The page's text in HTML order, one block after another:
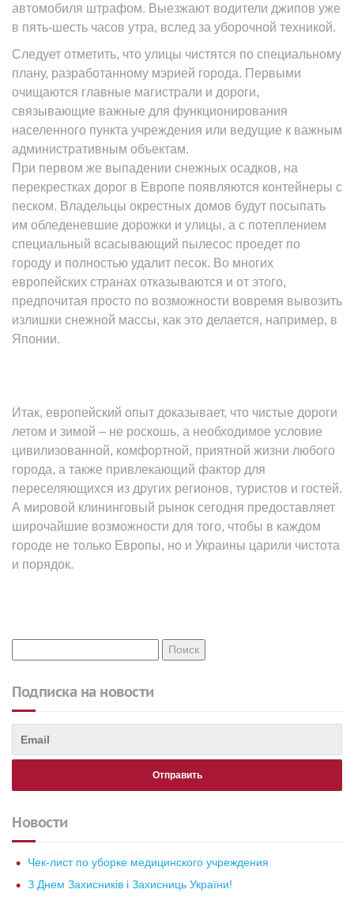
автомобиля штрафом. Выезжают водители джипов уже
в пять-шесть часов утра, вслед за уборочной техникой.
Следует отметить, что улицы чистятся по специальному
плану, разработанному мэрией города. Первыми
очищаются главные магистрали и дороги,
связывающие важные для функционирования
населенного пункта учреждения или ведущие к важным
административным объектам.
При первом же выпадении снежных осадков, на
перекрестках дорог в Европе появляются контейнеры с
песком. Владельцы окрестных домов будут посыпать
им обледеневшие дорожки и улицы, а с потеплением
специальный всасывающий пылесос проедет по
городу и полностью удалит песок. Во многих
европейских странах отказываются и от этого,
предпочитая просто по возможности вовремя вывозить
излишки снежной массы, как это делается, например, в
Японии.
Итак, европейский опыт доказывает, что чистые дороги
летом и зимой – не роскошь, а необходимое условие
цивилизованной, комфортной, приятной жизни любого
города, а также привлекающий фактор для
переселяющихся из других регионов, туристов и гостей.
А мировой клининговый рынок сегодня предоставляет
широчайшие возможности для того, чтобы в каждом
городе не только Европы, но и Украины царили чистота
и порядок.
Подписка на новости
Новости
Чек-лист по уборке медицинского учреждения
З Днем Захисників і Захисниць України!